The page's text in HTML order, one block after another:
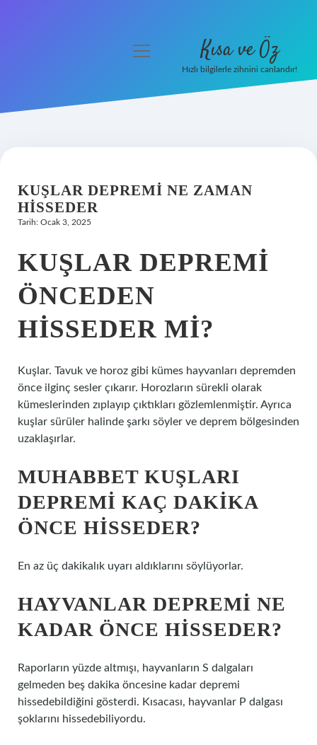
Hakkımızda
menüyü
Kısa ve Öz
Hızlı bilgilerle zihnini canlandır!
KUŞLAR DEPREMI NE ZAMAN
HISSEDER
Tarih: Ocak 3, 2025
KUŞLAR DEPREMI
ÖNCEDEN
HISSEDER MI?
Kuşlar. Tavuk ve horoz gibi kümes hayvanları depremden
önce ilginç sesler çıkarır. Horozların sürekli olarak
kümeslerinden zıplayıp çıktıkları gözlemlenmiştir. Ayrıca
kuşlar sürüler halinde şarkı söyler ve deprem bölgesinden
uzaklaşırlar.
MUHABBET KUŞLARI
DEPREMI KAÇ DAKIKA
ÖNCE HISSEDER?
En az üç dakikalık uyarı aldıklarını söylüyorlar.
HAYVANLAR DEPREMI NE
KADAR ÖNCE HISSEDER?
Raporların yüzde altmışı, hayvanların S dalgaları
gelmeden beş dakika öncesine kadar depremi
hissedebildiğini gösterdi. Kısacası, hayvanlar P dalgası
şoklarını hissedebiliyordu.